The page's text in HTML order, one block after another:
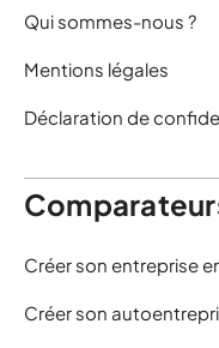
Qui sommes-nous ?
Mentions légales
Déclaration de
Créer son entreprise
Créer son